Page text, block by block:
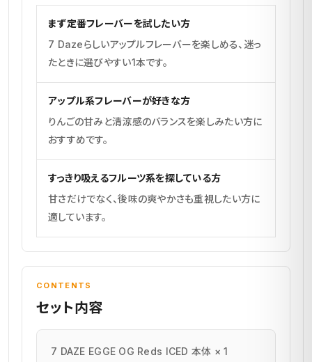
まず定番フレーバーを試したい方
7 Dazeらしいアップルフレーバーを楽しめる、迷っ
たときに選びやすい1本です。
アップル系フレーバーが好きな方
りんごの甘みと清涼感のバランスを楽しみたい方に
おすすめです。
すっきり吸えるフルーツ系を探している方
甘さだけでなく、後味の爽やかさも重視したい方に
適しています。
CONTENTS
セット内容
7 DAZE EGGE OG Reds ICED 本体 × 1